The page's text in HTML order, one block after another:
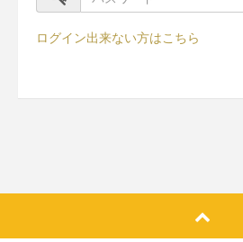
ログイン出来ない方はこちら